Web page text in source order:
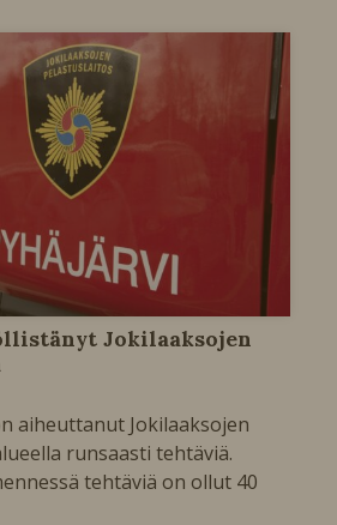
Jokilaaksojen
aiheuttanut Jokilaaksojen
runsaasti tehtäviä.
tehtäviä on ollut 40